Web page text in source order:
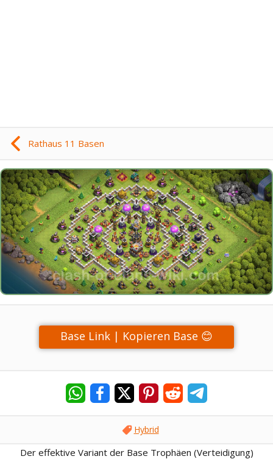
Rathaus 11 Basen
Base Link | Kopieren Base 😊
Hybrid
Der effektive Variant der Base Trophäen (Verteidigung)